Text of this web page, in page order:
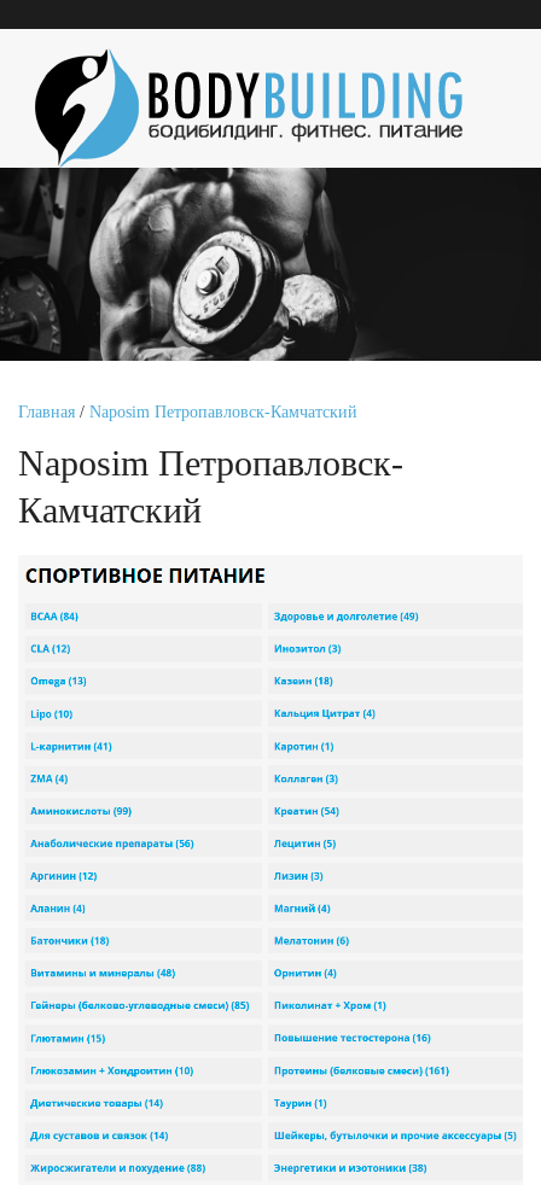
Главная / Naposim Петропавловск-Камчатский
Naposim Петропавловск-
Камчатский